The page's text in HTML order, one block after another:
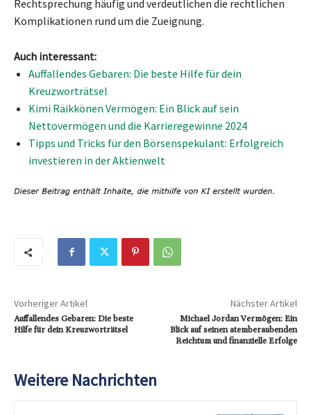
Rechtsprechung häufig und verdeutlichen die rechtlichen
Komplikationen rund um die Zueignung.
Auch interessant:
Auffallendes Gebaren: Die beste Hilfe für dein
Kreuzworträtsel
Kimi Räikkönen Vermögen: Ein Blick auf sein
Nettovermögen und die Karrieregewinne 2024
Tipps und Tricks für den Börsenspekulant: Erfolgreich
investieren in der Aktienwelt
Vorheriger Artikel
Auffallendes Gebaren: Die beste
Hilfe für dein Kreuzworträtsel
Nächster Artikel
Michael Jordan Vermögen: Ein
Blick auf seinen atemberaubenden
Reichtum und finanzielle Erfolge
Weitere Nachrichten